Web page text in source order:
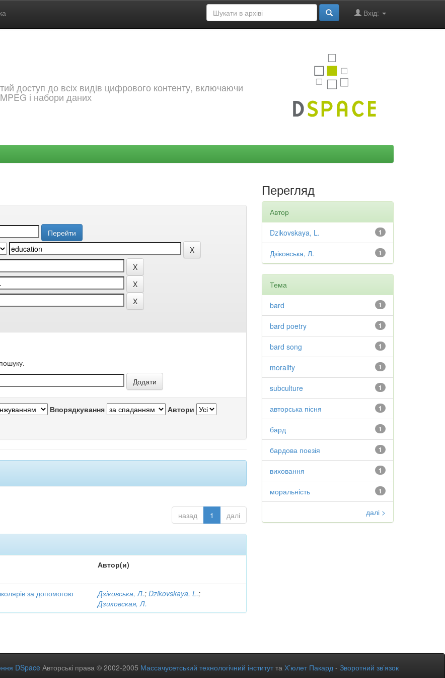
Вхід:
доступ до всіх видів цифрового контенту, включаючи
і набори даних
Впорядкування Автори
назад 1 далі
Автор(и)
за допомогою
Дзіковська, Л.;Dzikovskaya, L.;
Дзиковская, Л.
Перегляд
Автор
1
Dzikovskaya, L.
1
Дзіковська, Л.
Тема
1
bard
1
bard poetry
1
bard song
1
morality
1
subculture
1
авторська пісня
1
бард
1
бардова поезія
1
виховання
1
моральність
далі >
DSpace Авторські права © 2002-2005 Массачусетський технологічний інститутта Х’юлет Пакард - Зворотний зв’язок